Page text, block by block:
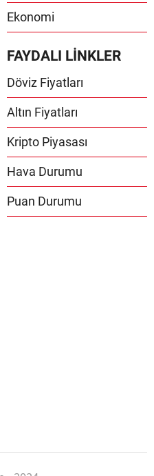
Ekonomi
FAYDALI LİNKLER
Döviz Fiyatları
Altın Fiyatları
Kripto Piyasası
Hava Durumu
Puan Durumu